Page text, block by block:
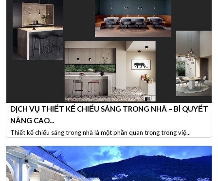
DỊCH VỤ THIẾT KẾ CHIẾU SÁNG TRONG NHÀ – BÍ QUYẾT
NÂNG CAO...
Thiết kế chiếu sáng trong nhà là một phần quan trọng trong việ...